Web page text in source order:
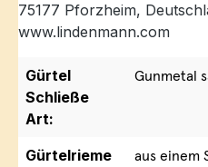
75177 Pforzheim,
www.lindenmann.com
Gürtel
Schließe
Art:
Gunmetal
Gürtelrieme
aus einem